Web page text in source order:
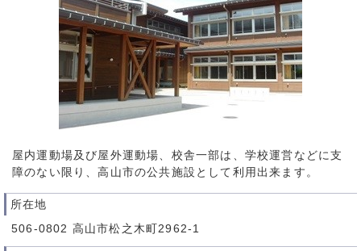
屋内運動場及び屋外運動場、校舎一部は、学校運営などに支
障のない限り、高山市の公共施設として利用出来ます。
所在地
506-0802 高山市松之木町2962-1